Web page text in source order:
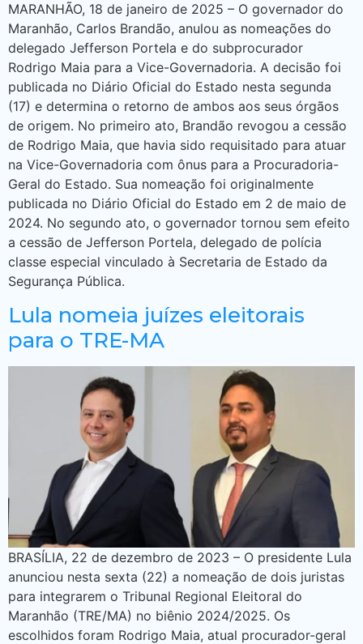
MARANHÃO, 18 de janeiro de 2025 – O governador do
Maranhão, Carlos Brandão, anulou as nomeações do
delegado Jefferson Portela e do subprocurador
Rodrigo Maia para a Vice-Governadoria. A decisão foi
publicada no Diário Oficial do Estado nesta segunda
(17) e determina o retorno de ambos aos seus órgãos
de origem. No primeiro ato, Brandão revogou a cessão
de Rodrigo Maia, que havia sido requisitado para atuar
na Vice-Governadoria com ônus para a Procuradoria-
Geral do Estado. Sua nomeação foi originalmente
publicada no Diário Oficial do Estado em 2 de maio de
2024. No segundo ato, o governador tornou sem efeito
a cessão de Jefferson Portela, delegado de polícia
classe especial vinculado à Secretaria de Estado da
Segurança Pública.
Lula nomeia juízes eleitorais
para o TRE-MA
BRASÍLIA, 22 de dezembro de 2023 – O presidente Lula
anunciou nesta sexta (22) a nomeação de dois juristas
para integrarem o Tribunal Regional Eleitoral do
Maranhão (TRE/MA) no biênio 2024/2025. Os
escolhidos foram Rodrigo Maia, atual procurador-geral